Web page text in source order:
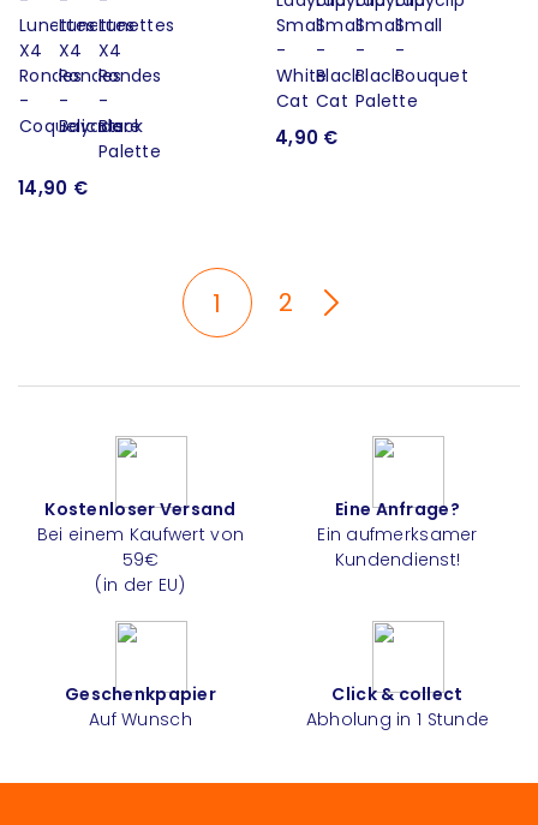
14,90 €
4,90 €
1 2
Kostenloser Versand
Bei einem Kaufwert von
59€
(in der EU)
Eine Anfrage?
Ein aufmerksamer
Kundendienst!
Geschenkpapier
Auf Wunsch
Click & collect
Abholung in 1 Stunde